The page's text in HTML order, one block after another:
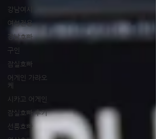
강남여시
여성전용
강남호빠
구인
잠실호빠
어게인 가라오
케
시카고 어게인
잠실호빠 후기
선릉호빠